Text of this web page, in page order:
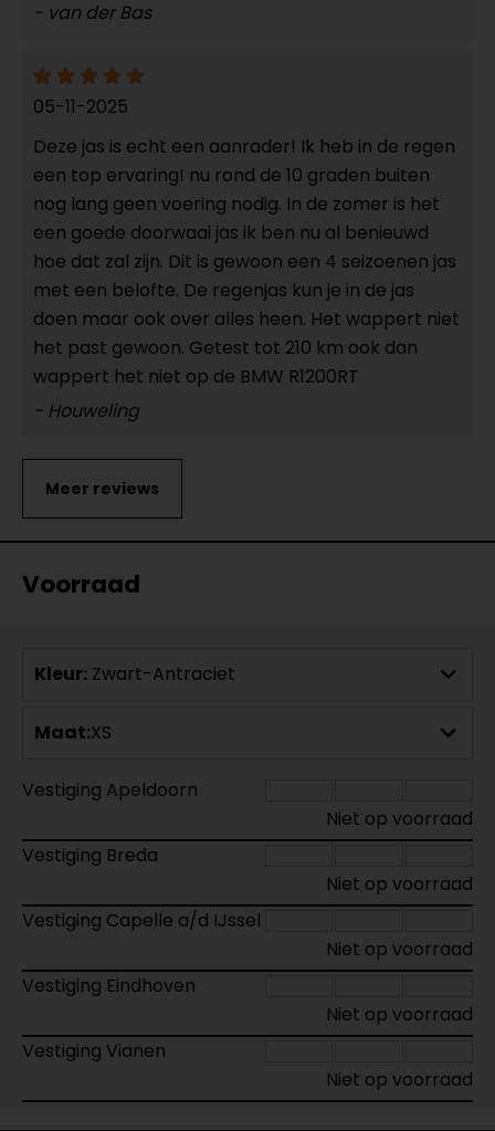
- van der Bas
05-11-2025
Deze jas is echt een aanrader! Ik heb in de regen
een top ervaring! nu rond de 10 graden buiten
nog lang geen voering nodig. In de zomer is het
een goede doorwaai jas ik ben nu al benieuwd
hoe dat zal zijn. Dit is gewoon een 4 seizoenen jas
met een belofte. De regenjas kun je in de jas
doen maar ook over alles heen. Het wappert niet
het past gewoon. Getest tot 210 km ook dan
wappert het niet op de BMW R1200RT
- Houweling
Voorraad
Kleur: Zwart-Antraciet
Maat:XS
Vestiging Apeldoorn
Niet op voorraad
Vestiging Breda
Niet op voorraad
Vestiging Capelle a/d IJssel
Niet op voorraad
Vestiging Eindhoven
Niet op voorraad
Vestiging Vianen
Niet op voorraad